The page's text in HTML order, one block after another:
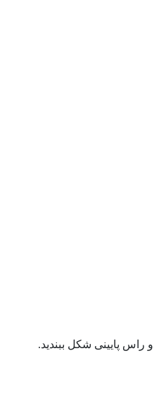
راس پایینی شکل ببندید.